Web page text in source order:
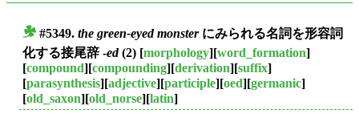
#5349. the green-eyed monsterにみられる名詞を形容詞
化する接尾辞 -ed(2) [morphology][word_formation]
[compound][compounding][derivation][suffix]
[parasynthesis][adjective][participle][oed][germanic]
[old_saxon][old_norse][latin]